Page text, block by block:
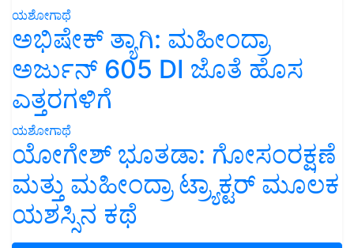
ಯಶೋಗಾಥೆ
ಅಭಿಷೇಕ್ ತ್ಯಾಗಿ: ಮಹೀಂದ್ರಾ
ಅರ್ಜುನ್ 605 DI ಜೊತೆ ಹೊಸ
ಎತ್ತರಗಳಿಗೆ
ಯಶೋಗಾಥೆ
ಯೋಗೇಶ್ ಭೂತಡಾ: ಗೋಸಂರಕ್ಷಣೆ
ಮತ್ತು ಮಹೀಂದ್ರಾ ಟ್ರ್ಯಾಕ್ಟರ್ ಮೂಲಕ
ಯಶಸ್ಸಿನ ಕಥೆ